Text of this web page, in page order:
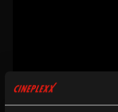
Komödie/
Freigegeben ab 14 Jahren